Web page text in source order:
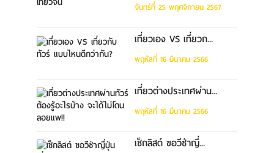
จันทร์ที่ 25 พฤศจิกายน 2567
เที่ยวเอง VS เที่ยวก...
พฤหัสที่ 16 มีนาคม 2566
เที่ยวต่างประเทศผ่าน...
พฤหัสที่ 16 มีนาคม 2566
เช็กลิสต์ ขอวีซ่าญี่...